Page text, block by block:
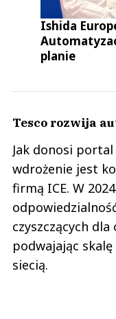
Ishida
planie
Tesco rozwija
Jak donosi
wdrożenie jest
firmą ICE. W
czyszczących
podwajając
siecią.